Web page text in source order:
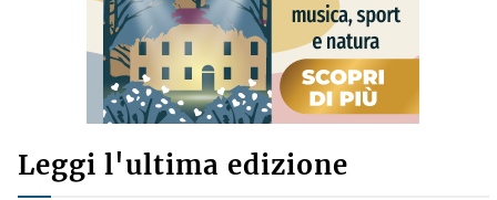
Leggi l'ultima edizione